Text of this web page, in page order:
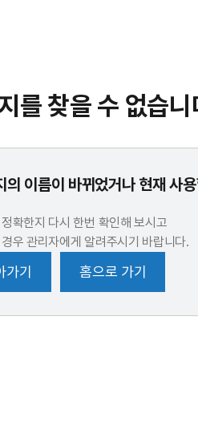
를 찾을 수 없습니
의 이름이 바뀌었거나 현재 사
확한지 다시 한번 확인해 보시고
우 관리자에게 알려주시기 바랍니다.
가기 홈으로 가기